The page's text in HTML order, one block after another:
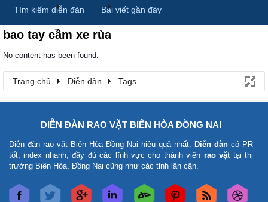
Trang chủ Diễn đàn Tags
bao tay cầm xe rùa
No content has been found.
Trang chủ Diễn đàn Tags
Tìm kiếm diễn đàn Bài viết gần đây
DIỄN ĐÀN RAO VẶT BIÊN HÒA ĐỒNG NAI
Diễn đàn rao vặt Biên Hòa Đồng Nai hiệu quả nhất. Diễn đàn có PR
tốt, index nhanh, đầy đủ các lĩnh vực cho thành viên rao vặttại thị
trường Biên Hòa, Đồng Nai cũng như các tỉnh lân cận.